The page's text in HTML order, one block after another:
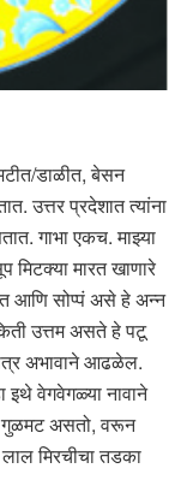
डाळीत, बेसन
उत्तर प्रदेशात त्यांना
गाभा एकच. माझ्या
मिटक्या मारत खाणारे
आणि सोप्पं असे हे अन्न
उत्तम असते हे पटू
अभावाने आढळेल.
इथे वेगवेगळ्या नावाने
गुळमट असतो, वरून
मिरचीचा तडका